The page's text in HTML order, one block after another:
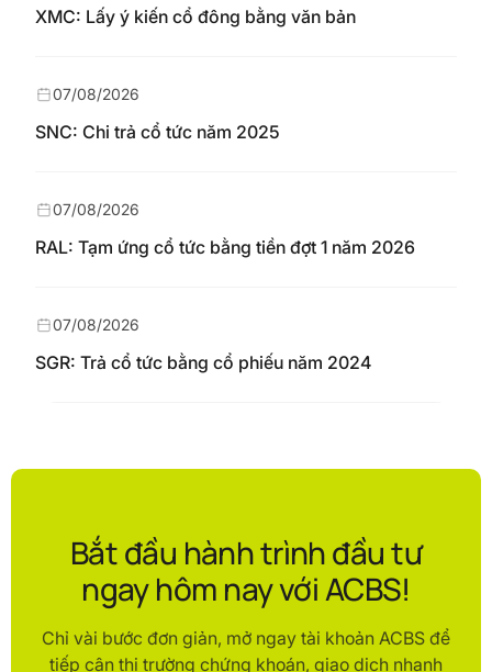
XMC: Lấy ý kiến cổ đông bằng văn bản
SNC: Chi trả cổ tức năm 2025
07/08/2026
RAL: Tạm ứng cổ tức bằng tiền đợt 1 năm 2026
07/08/2026
SGR: Trả cổ tức bằng cổ phiếu năm 2024
07/08/2026
Bắt đầu hành trình đầu tư
ngay hôm nay với ACBS!
Chỉ vài bước đơn giản, mở ngay tài khoản ACBS để
tiếp cận thị trường chứng khoán, giao dịch nhanh